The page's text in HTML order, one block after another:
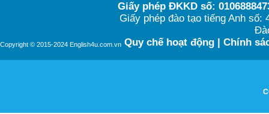
Copyright © 2015-2024 English4u.com.vn
Giấy phép ĐKKD số:
Giấy phép đào tạo tiếng Anh
Quy chế hoạt động| Chính